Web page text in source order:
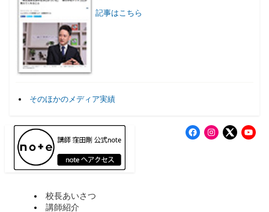
記事はこちら
そのほかのメディア実績
Facebook
Instagram
X
校長あいさつ
講師紹介